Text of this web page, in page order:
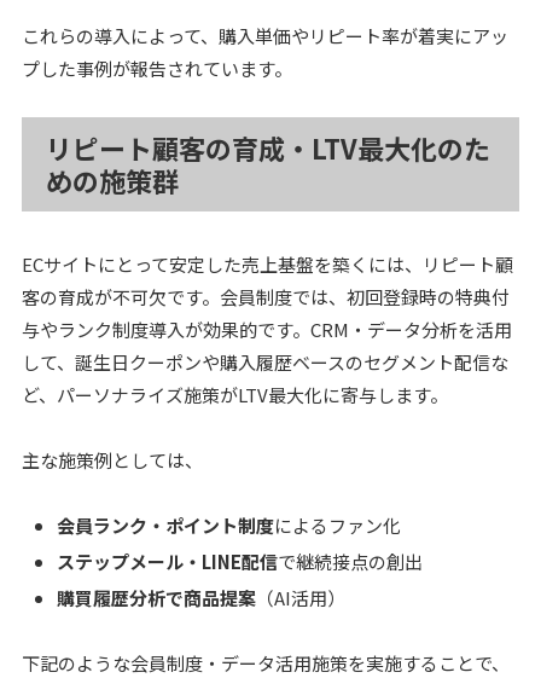
これらの導入によって、購入単価やリピート率が着実にアッ
プした事例が報告されています。
リピート顧客の育成・LTV最大化のた
めの施策群
ECサイトにとって安定した売上基盤を築くには、リピート顧
客の育成が不可欠です。会員制度では、初回登録時の特典付
与やランク制度導入が効果的です。CRM・データ分析を活用
して、誕生日クーポンや購入履歴ベースのセグメント配信な
ど、パーソナライズ施策がLTV最大化に寄与します。
主な施策例としては、
会員ランク・ポイント制度によるファン化
ステップメール・LINE配信で継続接点の創出
購買履歴分析で商品提案 （AI活用）
下記のような会員制度・データ活用施策を実施することで、